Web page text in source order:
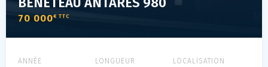
70 000€ TTC
ANNÉE LONGUEUR LOCALISATION